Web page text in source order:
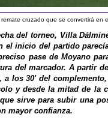
cruzado que se convertirá en
del torneo, Villa
el inicio del partido
pase de Moyano
del marcador. A partir
los 30' del
y desde la mitad de la
sirve para subir una
mayor confianza.